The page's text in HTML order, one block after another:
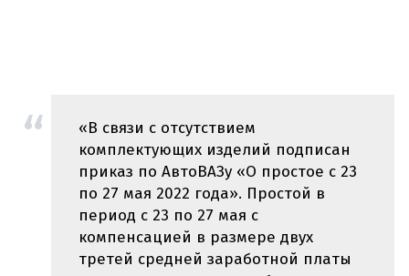
«В связи с отсутствием
комплектующих изделий подписан
приказ по АвтоВАЗу «О простое с 23
по 27 мая 2022 года». Простой в
период с 23 по 27 мая с
компенсацией в размере двух
третей средней заработной платы